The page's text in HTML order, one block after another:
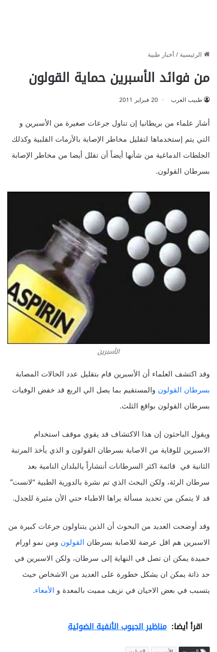
الرئيسية/أخبار طبية
من فوائد الأسبرين حماية القولون
طبيب العرب 20 فبراير 2011
أشار علماء من بريطانيا إن تناول جرعات صغيرة من الأسبرين و
التي يتم إستخدماها لتقليل مخاطر الإصابة بالأزمات القلبية وكذلك
الجلطات الدماغية من شأنها أيضاً أن تقلل أيضا من مخاطر الإصابة
بسرطان القولون.
الأسبرين
وقد اكتشف العلماء أن الأسبرين قام بتقليل عدد الحالات المصابة
بسرطان القولون والمستقيم بما يصل الي الربع قد خفض الوفيات
بسرطان القولون بواقع الثلث.
ويقول الباحثون إن هذا الاكتشاف قد يقوي موقف استخدام
الاسبرين للوقاية من الاصابة بسرطان القولون و الذي يأخذ المرتبة
الثانية في قائمة اكثر السرطانات أنتشاراً يالبلدان النامية بعد
سرطان الرئة، ولكن البحث الذي تم نشرة بالدورية الطبية “لانست”
قد لا يتمكن من تحديد مسألة يراها الاطباء حتي الأن مثيرة للجدل.
وقد أوضحت العديد من البحوث أن الذين يتناولون جرعات كبيرة من
الاسبرين هم اقل عرضة للاصابة بسرطان القولون ومن نمو اورام
حميدة يمكن ان تصل في النهاية إلى سرطان، ولكن الاسبرين في
حد ذاتة يمكن ان يشكل خطورة على العديد من الاشخاص حيث
يتسبب في بعض الاحيان في نزيف مميت بالمعدة و الأمعاء.
اقرأ أيضا: مناظير الجيوب الأنفية الضوئية